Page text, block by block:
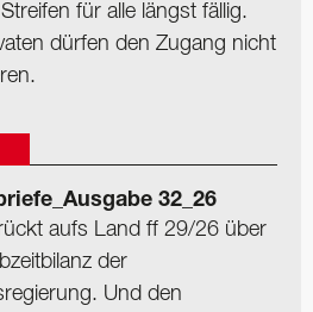
für alle längst fällig.
dürfen den Zugang nicht
32_26
aufs Land ff 29/26 über
der
Und den